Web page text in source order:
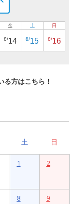
金
8/14
土
8/15
日
8/16
る方はこちら！
土 日
1 2
8 9